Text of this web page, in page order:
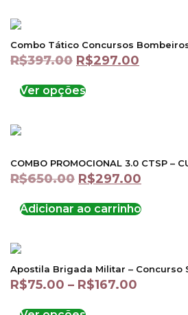
Combo Tático Concursos
R$397.00 R$297.00
Ver opções
COMBO PROMOCIONAL 3.0 CTSP –
R$650.00 R$297.00
Adicionar ao carrinho
Apostila Brigada Militar – Concurso
R$75.00 – R$167.00